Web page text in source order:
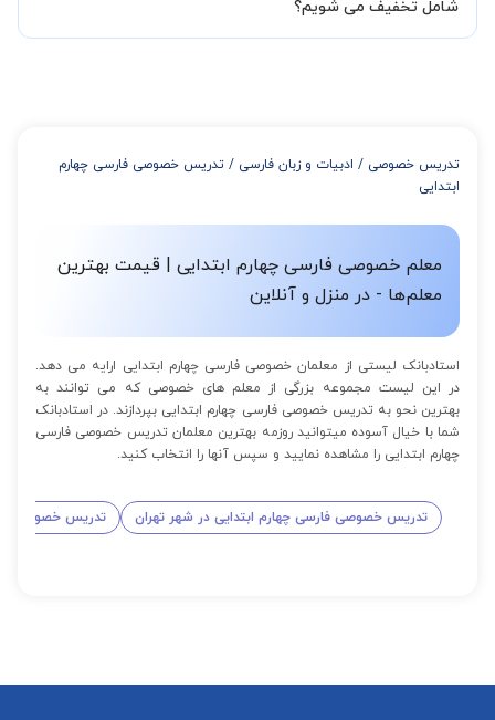
شود تا با توجه به سطح شما و خواسته شما مدرس اعلام کنند که تقریبا
شامل تخفیف می شویم؟
از 12 تا 15 جلسه: 7% تخفیف
از 16 تا 100 جلسه: 9% تخفیف
تدریس خصوصی / ادبیات و زبان فارسی / تدریس خصوصی فارسی چهارم
ابتدایی
معلم خصوصی فارسی چهارم ابتدایی | قیمت بهترین
معلم‌ها - در منزل و آنلاین
استادبانک لیستی از معلمان خصوصی فارسی چهارم ابتدایی ارایه می دهد.
در این لیست مجموعه بزرگی از معلم های خصوصی که می توانند به
بهترین نحو به تدریس خصوصی فارسی چهارم ابتدایی بپردازند. در استادبانک
شما با خیال آسوده میتوانید روزمه بهترین معلمان تدریس خصوصی فارسی
چهارم ابتدایی را مشاهده نمایید و سپس آنها را انتخاب کنید.
تدریس خصوصی فارسی چهارم ابتدایی در شهر تهران تدریس خصوصی